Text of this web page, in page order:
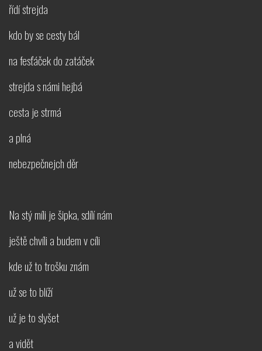
řídí strejda
kdo by se cesty bál
na fesťáček do zatáček
strejda s námi hejbá
cesta je strmá
a plná
nebezpečnejch děr
Na stý míli je šipka, sdílí nám
ještě chvíli a budem v cíli
kde už to trošku znám
už se to blíží
už je to slyšet
a vidět